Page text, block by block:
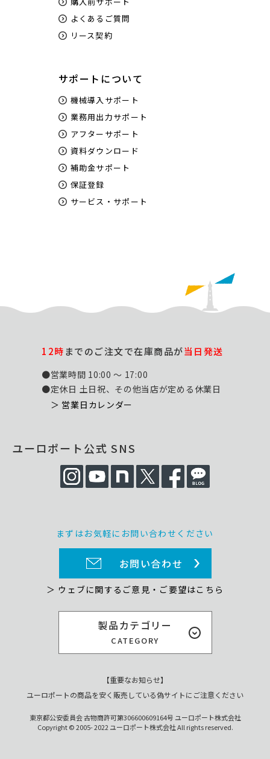
よくあるご質問
リース契約
サポートについて
機械導入サポート
業務用出力サポート
アフターサポート
資料ダウンロード
補助金サポート
保証登録
サービス・サポート
製品カテゴリー
CATEGORY
12時までのご注文で在庫商品が当日発送
●営業時間 10:00 ～ 17:00
●定休日 土日祝、その他当店が定める休業日
＞ 営業日カレンダー
ユーロポート公式 SNS
まずはお気軽にお問い合わせください
お問い合わせ
＞ ウェブに関するご意見・ご要望はこちら
【重要なお知らせ】
ユーロポートの商品を安く販売している偽サイトにご注意ください
東京都公安委員会 古物商許可第306600609164号 ユーロポート株式会社
Copyright © 2005- 2022 ユーロポート株式会社 All rights reserved.